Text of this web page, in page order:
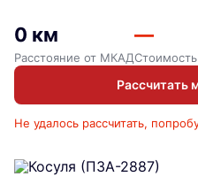
0 км
Расстояние от МКАД
—
Стоимость
Рассчитать
Не удалось рассчитать,